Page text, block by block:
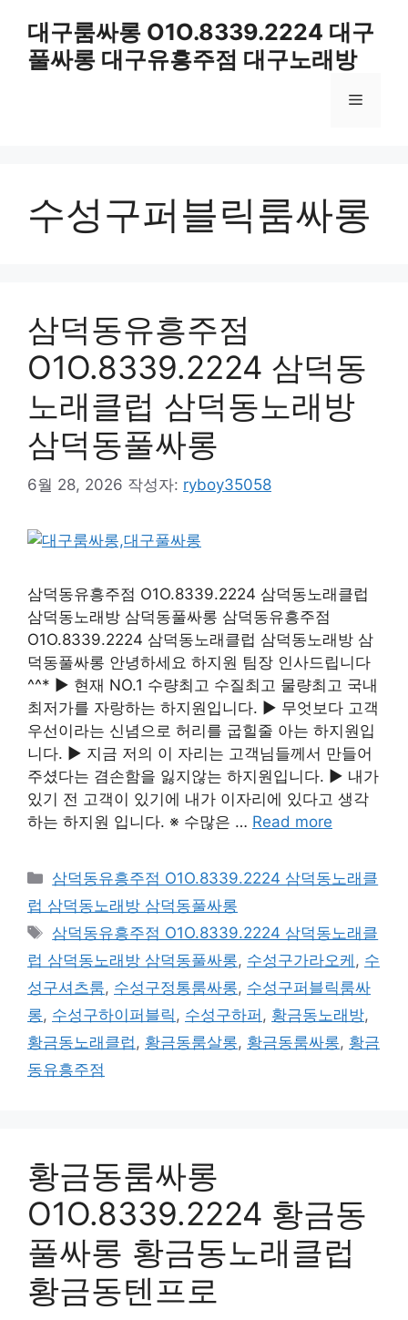
대구룸싸롱 O1O.8339.2224 대구
풀싸롱 대구유흥주점 대구노래방
메
수성구퍼블릭룸싸롱
삼덕동유흥주점
O1O.8339.2224 삼덕동
노래클럽 삼덕동노래방
삼덕동풀싸롱
6월 28, 2026 작성자: ryboy35058
삼덕동유흥주점 O1O.8339.2224 삼덕동노래클럽
삼덕동노래방 삼덕동풀싸롱 삼덕동유흥주점
O1O.8339.2224 삼덕동노래클럽 삼덕동노래방 삼
덕동풀싸롱 안녕하세요 하지원 팀장 인사드립니다
^^* ▶ 현재 NO.1 수량최고 수질최고 물량최고 국내
최저가를 자랑하는 하지원입니다. ▶ 무엇보다 고객
우선이라는 신념으로 허리를 굽힐줄 아는 하지원입
니다. ▶ 지금 저의 이 자리는 고객님들께서 만들어
주셨다는 겸손함을 잃지않는 하지원입니다. ▶ 내가
있기 전 고객이 있기에 내가 이자리에 있다고 생각
하는 하지원 입니다. ※ 수많은 … Read more
카
테
고
리
삼덕동유흥주점 O1O.8339.2224 삼덕동노래클
럽 삼덕동노래방 삼덕동풀싸롱
태
그
삼덕동유흥주점 O1O.8339.2224 삼덕동노래클
럽 삼덕동노래방 삼덕동풀싸롱, 수성구가라오케 , 수
성구셔츠룸, 수성구정통룸싸롱, 수성구퍼블릭룸싸
롱, 수성구하이퍼블릭 , 수성구하퍼 , 황금동노래방,
황금동노래클럽 , 황금동룸살롱, 황금동룸싸롱, 황금
동유흥주점
황금동룸싸롱
O1O.8339.2224 황금동
풀싸롱 황금동노래클럽
황금동텐프로